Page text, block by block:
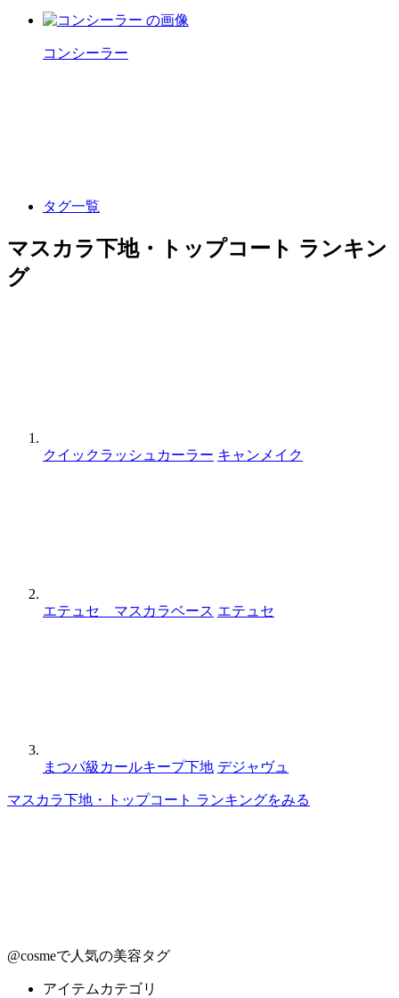
コンシーラー
タグ一覧
マスカラ下地・トップコート ランキン
グ
クイックラッシュカーラー キャンメイク
エテュセ マスカラベース エテュセ
まつパ級カールキープ下地 デジャヴュ
マスカラ下地・トップコート ランキングをみる
@cosmeで人気の美容タグ
アイテムカテゴリ